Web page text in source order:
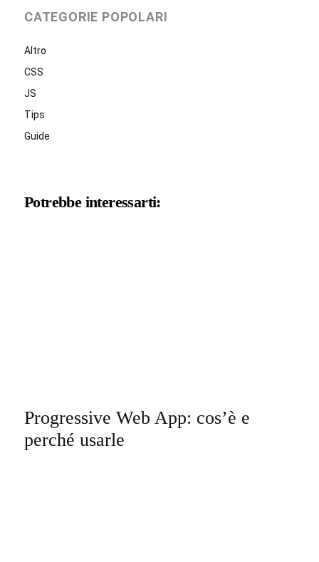
CATEGORIE POPOLARI
Altro
CSS
JS
Tips
Guide
Potrebbe interessarti:
Progressive Web App: cos’è e
perché usarle